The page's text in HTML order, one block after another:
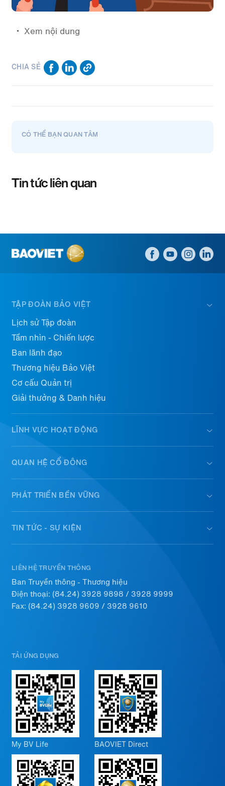
Xem nội dung
CHIA SẺ
CÓ THỂ BẠN QUAN TÂM
Tin tức liên quan
TẬP ĐOÀN BẢO VIỆT
Lịch sử Tập đoàn
Tầm nhìn - Chiến lược
Ban lãnh đạo
Thương hiệu Bảo Việt
Cơ cấu Quản trị
Giải thưởng & Danh hiệu
LĨNH VỰC HOẠT ĐỘNG
QUAN HỆ CỔ ĐÔNG
PHÁT TRIỂN BỀN VỮNG
TIN TỨC - SỰ KIỆN
LIÊN HỆ TRUYỀN THÔNG
Ban Truyền thông - Thương hiệu
Điện thoại: (84.24) 3928 9898 / 3928 9999
Fax: (84.24) 3928 9609 / 3928 9610
TẢI ỨNG DỤNG
My BV Life BAOVIET Direct